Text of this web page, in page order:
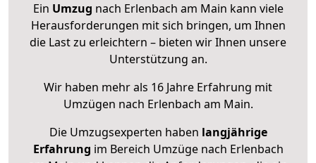
Ein Umzug nach Erlenbach am Main kann viele
Herausforderungen mit sich bringen, um Ihnen
die Last zu erleichtern – bieten wir Ihnen unsere
Unterstützung an.
Wir haben mehr als 16 Jahre Erfahrung mit
Umzügen nach Erlenbach am Main.
Die Umzugsexperten haben langjährige
Erfahrung im Bereich Umzüge nach Erlenbach